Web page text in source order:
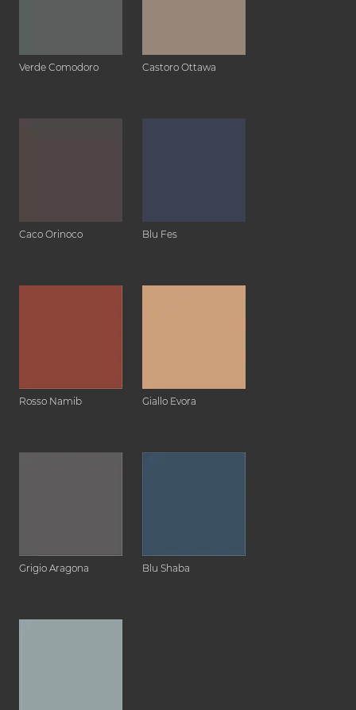
Verde Comodoro Castoro Ottawa
Caco Orinoco Blu Fes
Rosso Namib Giallo Evora
Grigio Aragona Blu Shaba